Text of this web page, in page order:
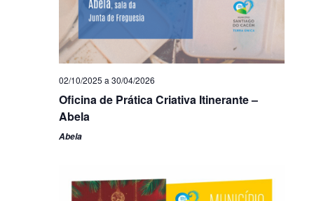
02/10/2025 a 30/04/2026
Oficina de Prática Criativa Itinerante –
Abela
Abela